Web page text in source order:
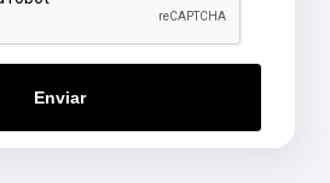
Enviar